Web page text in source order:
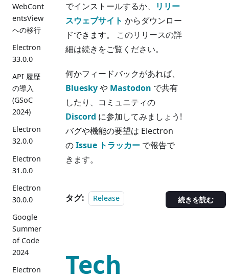
WebCont
entsView
への移行
Electron
33.0.0
API 履歴
の導入
(GSoC
2024)
Electron
32.0.0
Electron
31.0.0
Electron
30.0.0
Google
Summer
of Code
2024
Electron
でインストールするか、
リリー
スウェブサイト からダウンロー
ドできます。 このリリースの詳
細は続きをご覧ください。
何かフィードバックがあれば、
Blueskyや Mastodon で共有
したり、コミュニティの
Discord に参加してみましょう!
バグや機能の要望は Electron
のIssue トラッカー で報告で
きます。
タグ: Release 続きを読む
Tech